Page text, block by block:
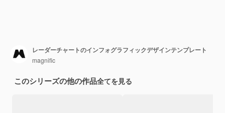
レーダーチャートのインフォグラフィックデザインテンプレート
magnific
このシリーズの他の作品全てを見る